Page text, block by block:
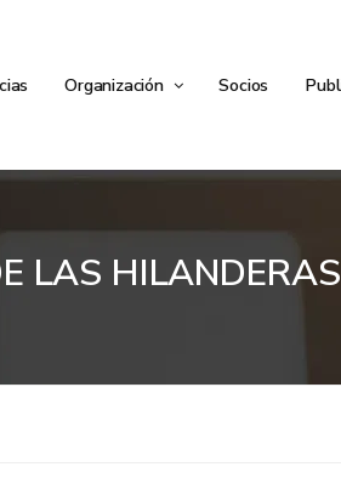
Organización Socios
LAS HILANDERAS